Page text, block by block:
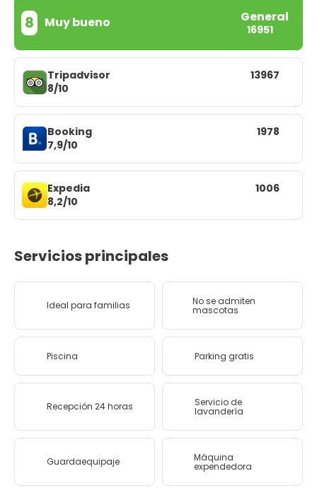
8 Muy bueno General
16951
Tripadvisor
8/10
13967
Booking
7,9/10
1978
Expedia
8,2/10
1006
Servicios principales
Ideal para familias No se admiten
mascotas
Piscina Parking gratis
Recepción 24 horas Servicio de
lavandería
Guardaequipaje Máquina
expendedora